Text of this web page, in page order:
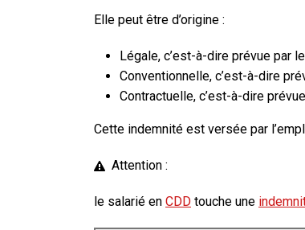
Elle peut être d’origine :
Légale, c’est-à-dire prévue par
Conventionnelle, c’est-à-dire
Contractuelle, c’est-à-dire
Cette indemnité est versée par
Attention :
le salarié en CDD touche une